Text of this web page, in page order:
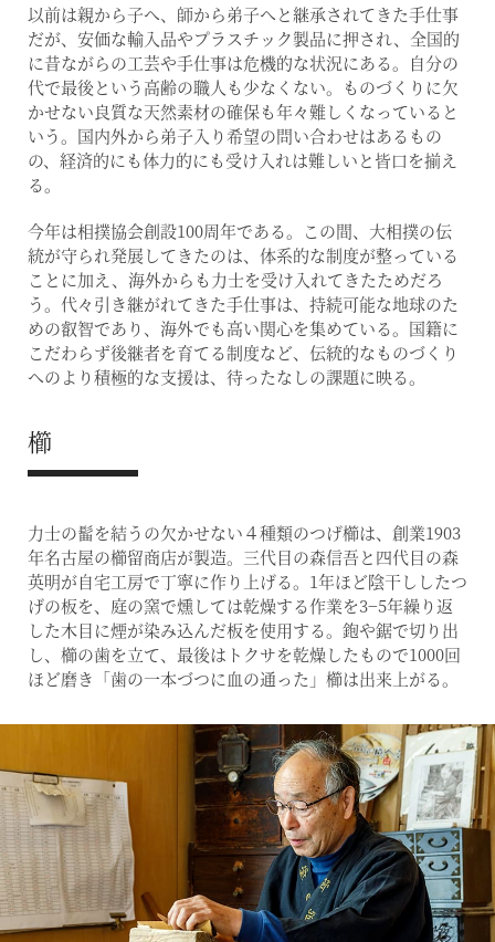
以前は親から子へ、師から弟子へと継承されてきた手仕事
だが、安価な輸入品やプラスチック製品に押され、全国的
に昔ながらの工芸や手仕事は危機的な状況にある。自分の
代で最後という高齢の職人も少なくない。ものづくりに欠
かせない良質な天然素材の確保も年々難しくなっていると
いう。国内外から弟子入り希望の問い合わせはあるもの
の、経済的にも体力的にも受け入れは難しいと皆口を揃え
る。
今年は相撲協会創設100周年である。この間、大相撲の伝
統が守られ発展してきたのは、体系的な制度が整っている
ことに加え、海外からも力士を受け入れてきたためだろ
う。代々引き継がれてきた手仕事は、持続可能な地球のた
めの叡智であり、海外でも高い関心を集めている。国籍に
こだわらず後継者を育てる制度など、伝統的なものづくり
へのより積極的な支援は、待ったなしの課題に映る。
櫛
力士の髷を結うの欠かせない４種類のつげ櫛は、創業1903
年名古屋の櫛留商店が製造。三代目の森信吾と四代目の森
英明が自宅工房で丁寧に作り上げる。1年ほど陰干ししたつ
げの板を、庭の窯で燻しては乾燥する作業を3−5年繰り返
した木目に煙が染み込んだ板を使用する。鉋や鋸で切り出
し、櫛の歯を立て、最後はトクサを乾燥したもので1000回
ほど磨き「歯の一本づつに血の通った」櫛は出来上がる。